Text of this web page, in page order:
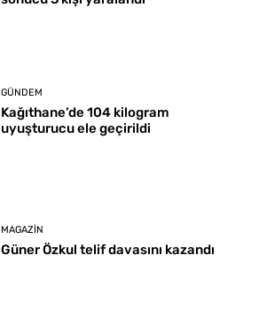
GÜNDEM
Kağıthane’de 104 kilogram
uyuşturucu ele geçirildi
MAGAZIN
Güner Özkul telif davasını kazandı